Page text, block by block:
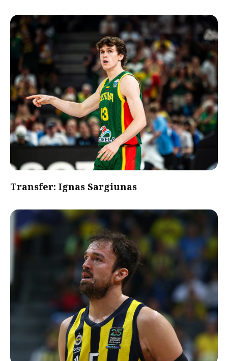
Transfer: Ignas Sargiunas